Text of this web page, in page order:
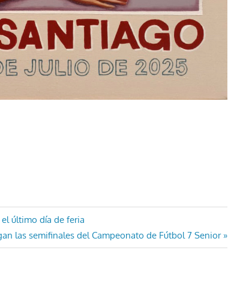
el último día de feria
las semifinales del Campeonato de Fútbol 7 Senior